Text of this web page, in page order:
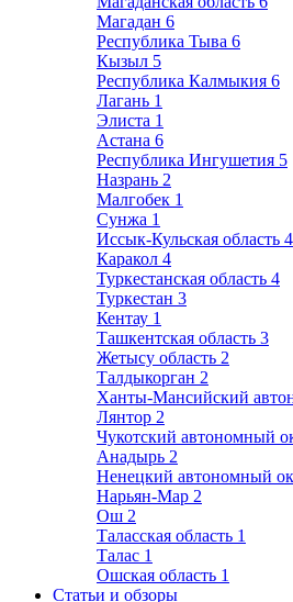
Магадан 6
Республика Тыва 6
Кызыл 5
Республика Калмыкия 6
Лагань 1
Элиста 1
Астана 6
Республика Ингушетия 5
Назрань 2
Малгобек 1
Сунжа 1
Иссык-Кульская область 4
Каракол 4
Туркестанская область 4
Туркестан 3
Кентау 1
Ташкентская область 3
Жетысу область 2
Талдыкорган 2
Ханты-Мансийский
Лянтор 2
Чукотский автономный
Анадырь 2
Ненецкий автономный
Нарьян-Мар 2
Ош 2
Таласская область 1
Талас 1
Ошская область 1
Статьи и обзоры